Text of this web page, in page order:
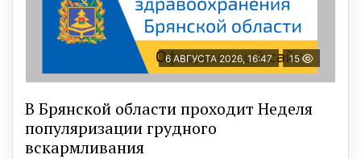
6 АВГУСТА 2026, 16:47 15
В Брянской области проходит Неделя
популяризации грудного
вскармливания